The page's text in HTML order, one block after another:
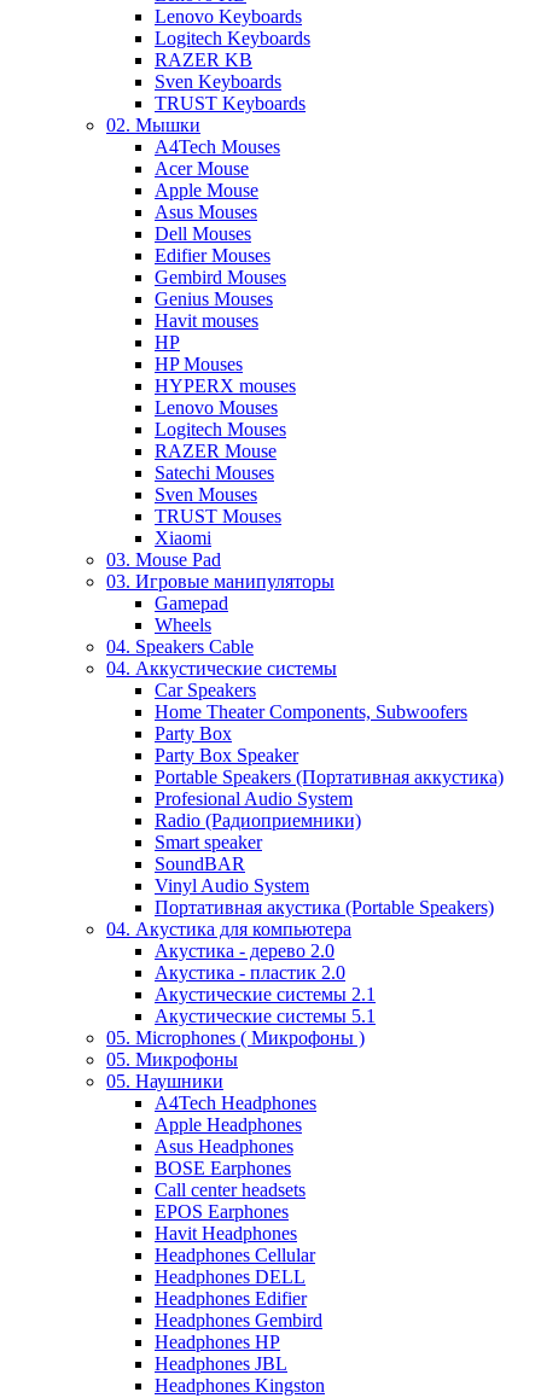
Lenovo Keyboards
Logitech Keyboards
RAZER KB
Sven Keyboards
TRUST Keyboards
02. Мышки
A4Tech Mouses
Acer Mouse
Apple Mouse
Asus Mouses
Dell Mouses
Edifier Mouses
Gembird Mouses
Genius Mouses
Havit mouses
HP
HP Mouses
HYPERX mouses
Lenovo Mouses
Logitech Mouses
RAZER Mouse
Satechi Mouses
Sven Mouses
TRUST Mouses
Xiaomi
03. Mouse Pad
03. Игровые манипуляторы
Gamepad
Wheels
04. Speakers Cable
04. Аккустические системы
Car Speakers
Home Theater Components, Subwoofers
Party Box
Party Box Speaker
Portable Speakers (Портативная аккустика)
Profesional Audio System
Radio (Радиоприемники)
Smart speaker
SoundBAR
Vinyl Audio System
Портативная акустика (Portable Speakers)
04. Акустика для компьютера
Акустика - дерево 2.0
Акустика - пластик 2.0
Акустические системы 2.1
Акустические системы 5.1
05. Microphones ( Микрофоны )
05. Микрофоны
05. Наушники
A4Tech Headphones
Apple Headphones
Asus Headphones
BOSE Earphones
Call center headsets
EPOS Earphones
Havit Headphones
Headphones Cellular
Headphones DELL
Headphones Edifier
Headphones Gembird
Headphones HP
Headphones JBL
Headphones Kingston